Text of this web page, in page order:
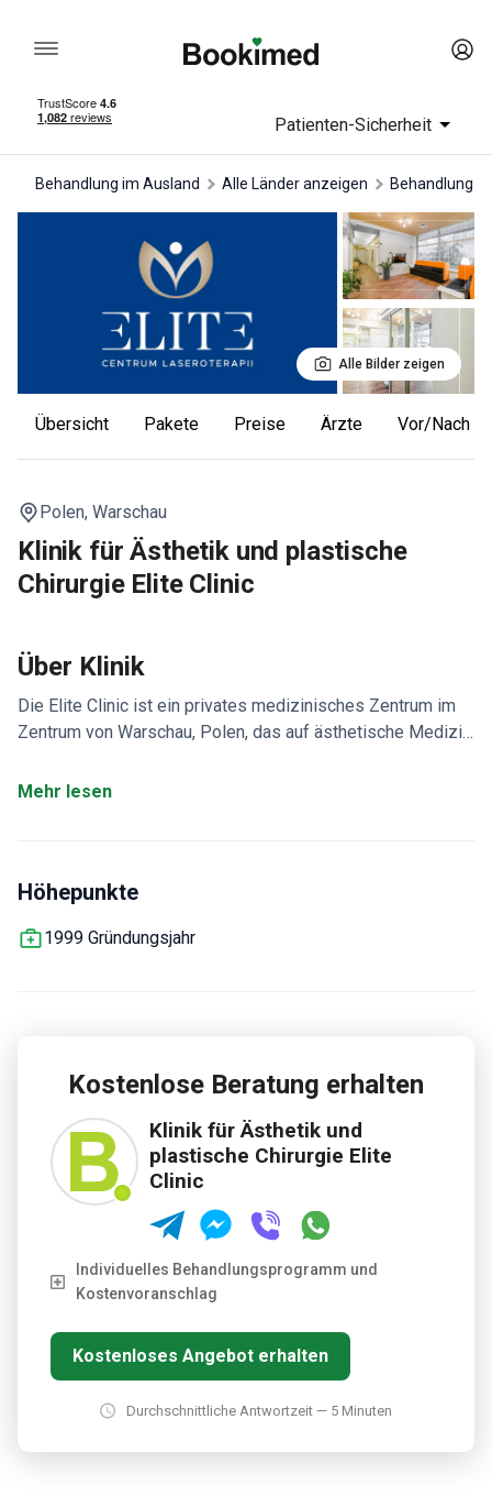
Patienten-Sicherheit
Behandlung im Ausland Alle Länder anzeigen Behandlung
Alle Bilder zeigen
Übersicht Pakete Preise Ärzte Vor/Nach
Polen, Warschau
Klinik für Ästhetik und plastische
Chirurgie Elite Clinic
Über Klinik
Die Elite Clinic ist ein privates medizinisches Zentrum im
Zentrum von Warschau, Polen, das auf ästhetische Medizin,
Gynäkologie, Urologie, Phlebologie und Kosmetologie
nicht-chirurgischen ästhetischen Behandlungen anzubieten,
Rhinoplastik, Fettabsaugung, Laserverfahren und Anti-
Mehr lesen
Höhepunkte
1999 Gründungsjahr
Kostenlose Beratung erhalten
Klinik für Ästhetik und
plastische Chirurgie Elite
Clinic
Individuelles Behandlungsprogramm und
Kostenvoranschlag
Kostenloses Angebot erhalten
Durchschnittliche Antwortzeit — 5 Minuten